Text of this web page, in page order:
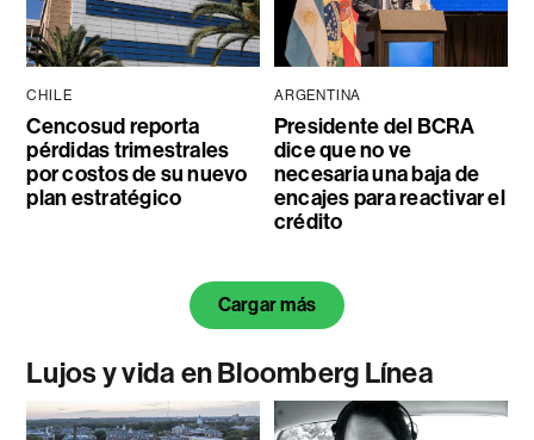
CHILE
Cencosud reporta
pérdidas trimestrales
por costos de su nuevo
plan estratégico
ARGENTINA
Presidente del BCRA
dice que no ve
necesaria una baja de
encajes para reactivar el
crédito
Cargar más
Lujos y vida en Bloomberg Línea